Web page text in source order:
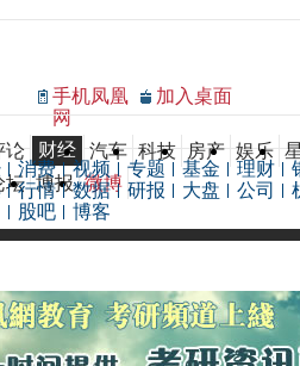
手机凤凰
网
加入桌面
论 财经 汽车 科技 房产 娱乐
坛 博报 微博
消费 视频 专题 基金 理财
行情 数据 研报 大盘 公司
股吧 博客